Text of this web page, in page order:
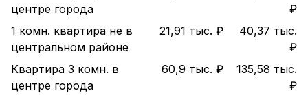
центре города
₽
1 комн. квартира не в
центральном районе
21,91 тыс. ₽
40,37 тыс.
₽
Квартира 3 комн. в
центре города
60,9 тыс. ₽
135,58 тыс.
₽